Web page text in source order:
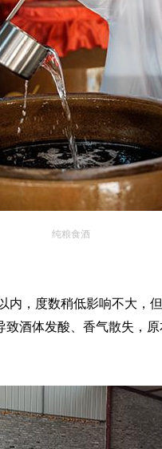
纯粮食酒
内，度数稍低影响不大，
酒体发酸、香气散失，